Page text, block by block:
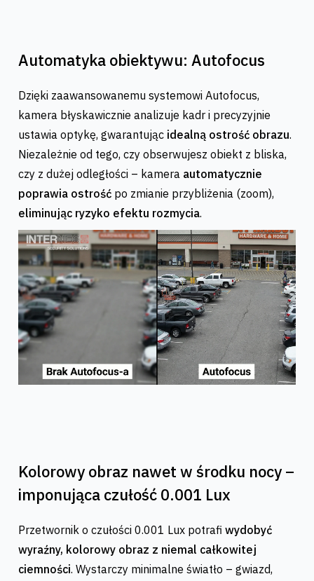
Automatyka obiektywu: Autofocus
Dzięki zaawansowanemu systemowi Autofocus,
kamera błyskawicznie analizuje kadr i precyzyjnie
ustawia optykę, gwarantując idealną ostrość obrazu.
Niezależnie od tego, czy obserwujesz obiekt z bliska,
czy z dużej odległości – kamera automatycznie
poprawia ostrość po zmianie przybliżenia (zoom),
eliminując ryzyko efektu rozmycia.
Kolorowy obraz nawet w środku nocy –
imponująca czułość 0.001 Lux
Przetwornik o czułości 0.001 Lux potrafi wydobyć
wyraźny, kolorowy obraz z niemal całkowitej
ciemności. Wystarczy minimalne światło – gwiazd,